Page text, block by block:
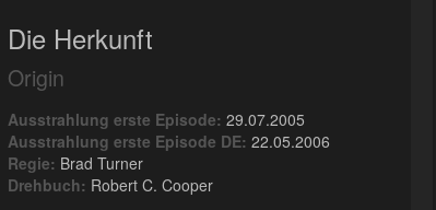
Die Herkunft
Origin
Ausstrahlung erste Episode: 29.07.2005
Ausstrahlung erste Episode DE: 22.05.2006
Regie: Brad Turner
Drehbuch: Robert C. Cooper